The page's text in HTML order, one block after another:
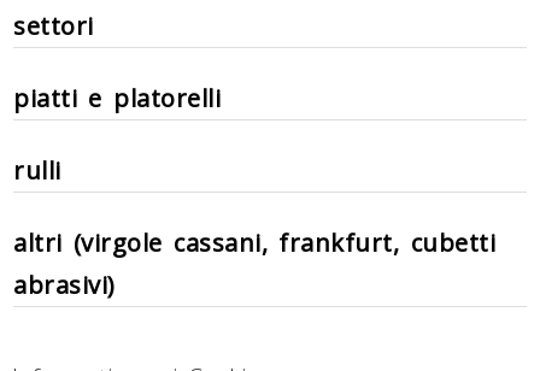
settori
piatti e platorelli
rulli
altri (virgole cassani, frankfurt, cubetti
abrasivi)